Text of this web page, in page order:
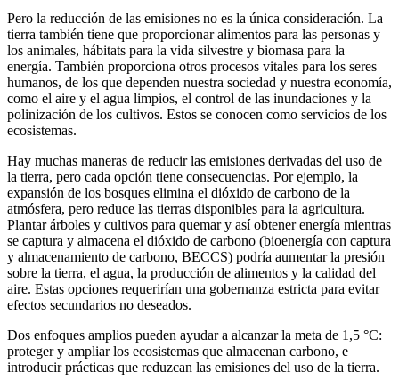
Pero la reducción de las emisiones no es la única consideración. La
tierra también tiene que proporcionar alimentos para las personas y
los animales, hábitats para la vida silvestre y biomasa para la
energía. También proporciona otros procesos vitales para los seres
humanos, de los que dependen nuestra sociedad y nuestra economía,
como el aire y el agua limpios, el control de las inundaciones y la
polinización de los cultivos. Estos se conocen como servicios de los
ecosistemas.
Hay muchas maneras de reducir las emisiones derivadas del uso de
la tierra, pero cada opción tiene consecuencias. Por ejemplo, la
expansión de los bosques elimina el dióxido de carbono de la
atmósfera, pero reduce las tierras disponibles para la agricultura.
Plantar árboles y cultivos para quemar y así obtener energía mientras
se captura y almacena el dióxido de carbono (bioenergía con captura
y almacenamiento de carbono, BECCS) podría aumentar la presión
sobre la tierra, el agua, la producción de alimentos y la calidad del
aire. Estas opciones requerirían una gobernanza estricta para evitar
efectos secundarios no deseados.
Dos enfoques amplios pueden ayudar a alcanzar la meta de 1,5 °C:
proteger y ampliar los ecosistemas que almacenan carbono, e
introducir prácticas que reduzcan las emisiones del uso de la tierra.